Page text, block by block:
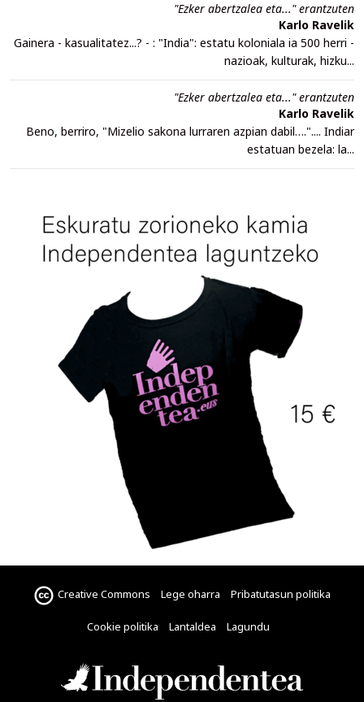
"Ezker abertzalea eta..." erantzuten
Karlo Ravelik
Gainera - kasualitatez...? - : "India": estatu koloniala ia 500 herri -
nazioak, kulturak, hizku...
"Ezker abertzalea eta..." erantzuten
Karlo Ravelik
Beno, berriro, "Mizelio sakona lurraren azpian dabil….".... Indiar
estatuan bezela: la...
Creative Commons Lege oharra Pribatutasun politika
Cookie politika Lantaldea Lagundu